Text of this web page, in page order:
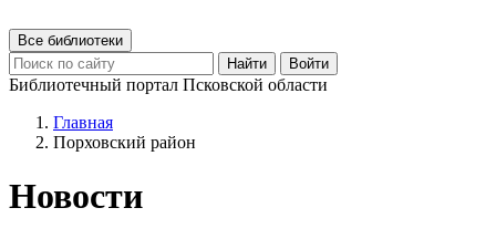
Все библиотеки
Найти
Войти
Библиотечный портал Псковской области
Главная
Порховский район
Новости